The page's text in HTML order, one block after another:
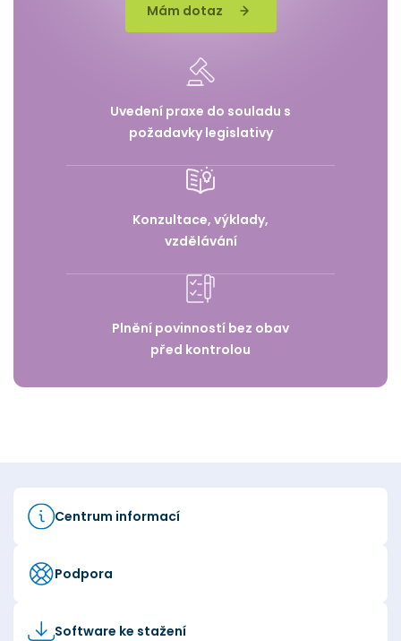
Mám dotaz
Uvedení praxe do souladu s
požadavky legislativy
Konzultace, výklady,
vzdělávání
Plnění povinností bez obav
před kontrolou
Centrum informací
Podpora
Software ke stažení